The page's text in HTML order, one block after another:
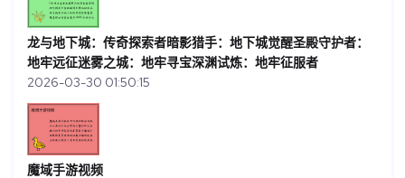
龙与地下城：传奇探索者暗影猎手：地下城觉醒圣殿守护者：
地牢远征迷雾之城：地牢寻宝深渊试炼：地牢征服者
2026-03-30 01:50:15
魔域手游视频